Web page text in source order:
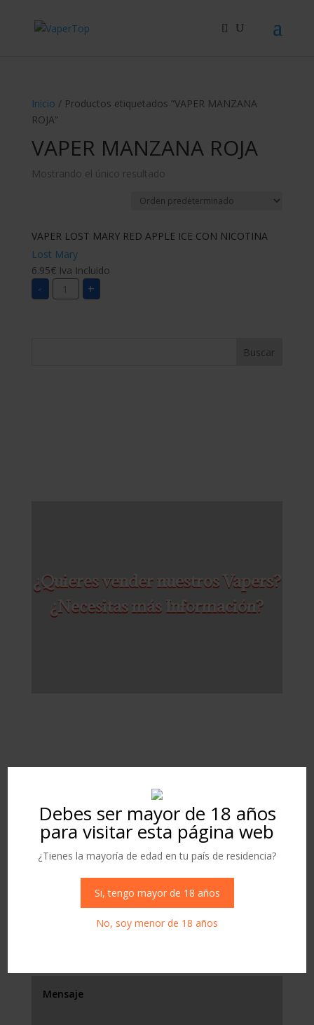
Debes ser mayor de 18 años
para visitar esta página web
¿Tienes la mayoría de edad en tu país de residencia?
Si, tengo mayor de 18 años
No, soy menor de 18 años
productos
Inicio / Productos etiquetados “VAPER MANZANA
ROJA”
VAPER MANZANA ROJA
Mostrando el único resultado
VAPER LOST MARY RED APPLE ICE CON NICOTINA
Lost Mary
6.95€ Iva Incluido
- VAPER
LOST
MARY
+
Buscar
¿Quieres vender nuestros Vapers?
¿Necesitas más Información?
FORMULARIO DE